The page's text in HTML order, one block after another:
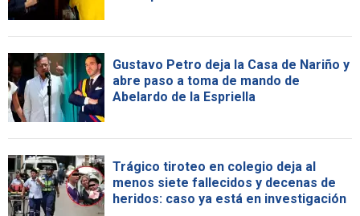
Gustavo Petro deja la Casa de Nariño y
abre paso a toma de mando de
Abelardo de la Espriella
Trágico tiroteo en colegio deja al
menos siete fallecidos y decenas de
heridos: caso ya está en investigación